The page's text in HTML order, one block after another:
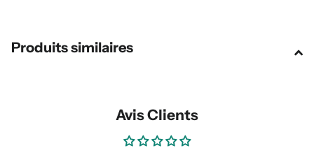
Produits similaires
Avis Clients